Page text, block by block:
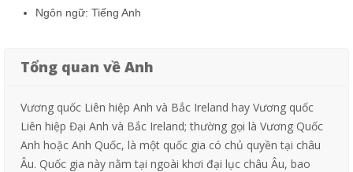
Ngôn ngữ: Tiếng Anh
Tổng quan về Anh
Vương quốc Liên hiệp Anh và Bắc Ireland hay Vương quốc
Liên hiệp Đại Anh và Bắc Ireland; thường gọi là Vương Quốc
Anh hoặc Anh Quốc, là một quốc gia có chủ quyền tại châu
Âu. Quốc gia này nằm tại ngoài khơi đại lục châu Âu, bao